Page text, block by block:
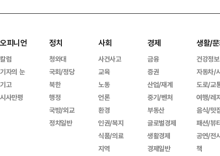
오피니언
칼럼
기자의 눈
기고
시사만평
정치
청와대
국회/정당
북한
행정
국방/외교
정치일반
사회
사건사고
교육
노동
언론
환경
인권/복지
식품/의료
지역
경제
금융
증권
산업/재계
중기/벤처
부동산
글로벌경제
생활경제
경제일반
생활/
건강정보
자동차/
도로/교
여행/레
음식/맛
패션/뷰
공연/전
책